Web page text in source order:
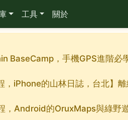
工具 關於
BaseCamp，手機GPS進階必
iPhone的山林日誌，台北】
Android的OruxMaps與綠野